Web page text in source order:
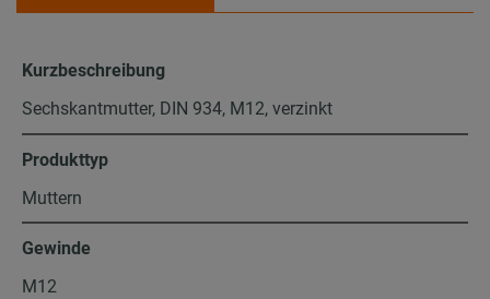
Kurzbeschreibung
Sechskantmutter, DIN 934, M12, verzinkt
Produkttyp
Muttern
Gewinde
M12